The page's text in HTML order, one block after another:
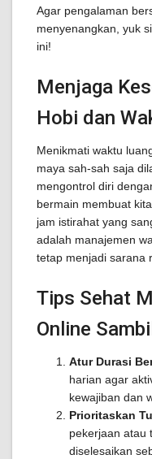
Agar pengalaman
menyenangkan, yuk
ini!
Menjaga
Hobi dan
Menikmati waktu
maya sah-sah saja
mengontrol diri
bermain membuat
jam istirahat yang
adalah manajemen
tetap menjadi sarana
Tips Sehat
Online
Atur Durasi
harian agar
kewajiban dan
Prioritaskan
pekerjaan atau
diselesaikan